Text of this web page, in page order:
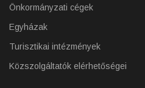
Önkormányzati cégek
Egyházak
Turisztikai intézmények
Közszolgáltatók elérhetőségei